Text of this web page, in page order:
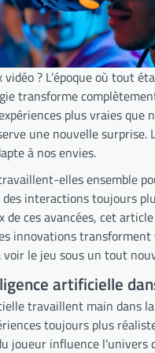
? L’époque où tout
transforme
plus vraies
une nouvelle
à nos envies.
elles ensemble
interactions toujours
ces avancées, cet
innovations
voir le jeu sous un tout
artificielle
travaillent main dans
toujours plus
joueur influence